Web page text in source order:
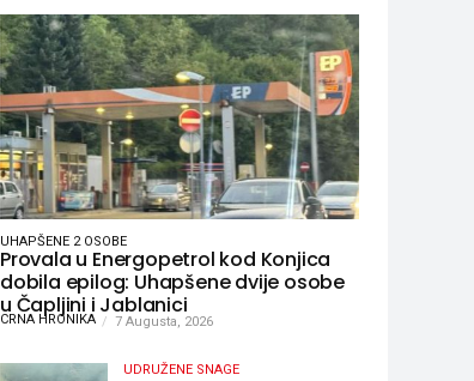
UHAPŠENE 2 OSOBE
Provala u Energopetrol kod Konjica
dobila epilog: Uhapšene dvije osobe
u Čapljini i Jablanici
CRNA HRONIKA 7 Augusta, 2026
UDRUŽENE SNAGE